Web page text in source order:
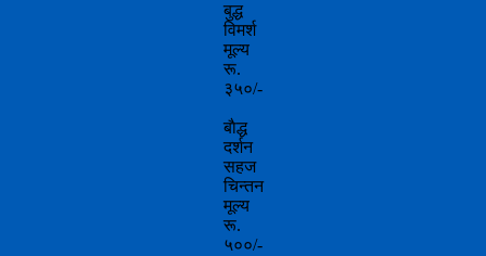
बुद्ध
विमर्श
मूल्य
रू.
३५०/-
बाैद्ध
दर्शन
सहज
चिन्तन
मूल्य
रू.
५००/-